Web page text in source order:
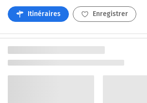
Itinéraires Enregistrer